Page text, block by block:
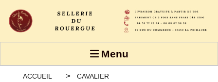
Menu
ACCUEIL CAVALIER